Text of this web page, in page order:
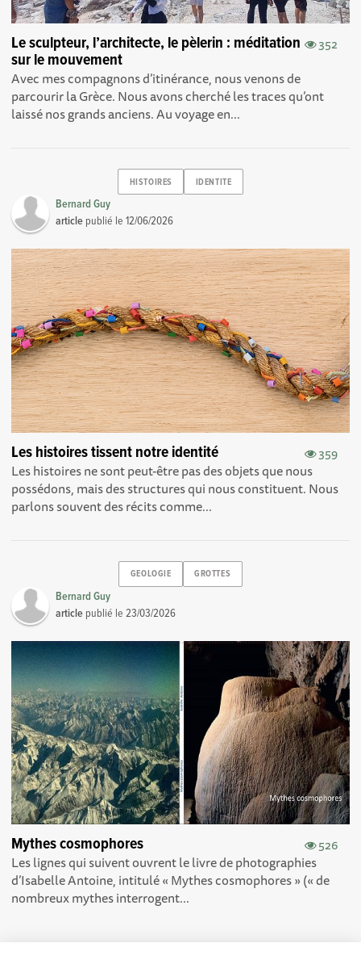
352
Le sculpteur, l’architecte, le pèlerin : méditation
sur le mouvement
Avec mes compagnons d’itinérance, nous venons de
parcourir la Grèce. Nous avons cherché les traces qu’ont
laissé nos grands anciens. Au voyage en...
HISTOIRES IDENTITE
Bernard Guy
article publié le12/06/2026
359
Les histoires tissent notre identité
Les histoires ne sont peut-être pas des objets que nous
possédons, mais des structures qui nous constituent. Nous
parlons souvent des récits comme...
GEOLOGIE GROTTES
Bernard Guy
article publié le23/03/2026
526
Mythes cosmophores
Les lignes qui suivent ouvrent le livre de photographies
d’Isabelle Antoine, intitulé « Mythes cosmophores » (« de
nombreux mythes interrogent...